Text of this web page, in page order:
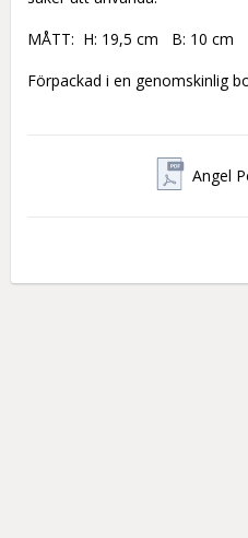
MÅTT:  H: 19,5 cm   B: 10 cm
Förpackad i en genomskinlig
Angel